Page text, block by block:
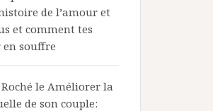
de l’amour et
et comment tes
en souffre
le Améliorer la
de son couple: